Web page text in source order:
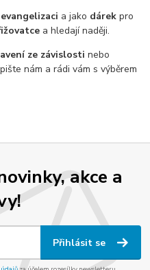
evangelizaci a jako dárek pro
a hledají naději.
ze závislosti nebo
nám a rádi vám s výběrem
akce a
Přihlásit se